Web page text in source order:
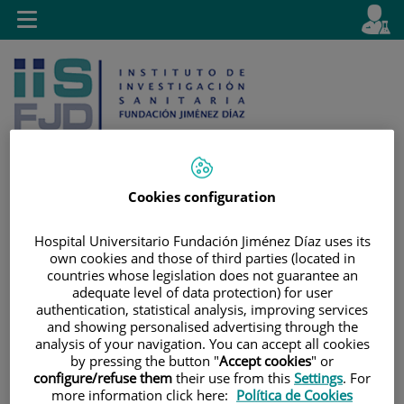
Jump to content
selector
Active
en
Toggle
navigation
Cookies configuration
Hospital Universitario Fundación Jiménez Díaz uses its
own cookies and those of third parties (located in
countries whose legislation does not guarantee an
adequate level of data protection) for user
authentication, statistical analysis, improving services
and showing personalised advertising through the
analysis of your navigation. You can accept all cookies
by pressing the button "Accept cookies" or
configure/refuse them their use from this Settings. For
more information click here: Política de Cookies